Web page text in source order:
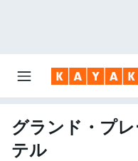
グランド・プ
テル